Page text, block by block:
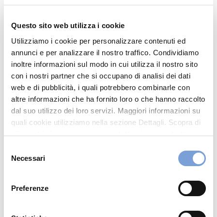
Questo sito web utilizza i cookie
Utilizziamo i cookie per personalizzare contenuti ed
annunci e per analizzare il nostro traffico. Condividiamo
inoltre informazioni sul modo in cui utilizza il nostro sito
con i nostri partner che si occupano di analisi dei dati
web e di pubblicità, i quali potrebbero combinarle con
altre informazioni che ha fornito loro o che hanno raccolto
dal suo utilizzo dei loro servizi. Maggiori informazioni su
quali cookie utilizziamo nella sezione Dettagli. Scopra di
più su chi siamo, come può contattarci e come trattiamo i
può trovare nel footer del sito nella sezione "Informativa
delNecessari
Preferenze
Via Vittorio Bottego 1/a
20851 Lissone (MB)
Indicazioni
0392145077
AMMINISTRAZIONE@EMMECI3.COM